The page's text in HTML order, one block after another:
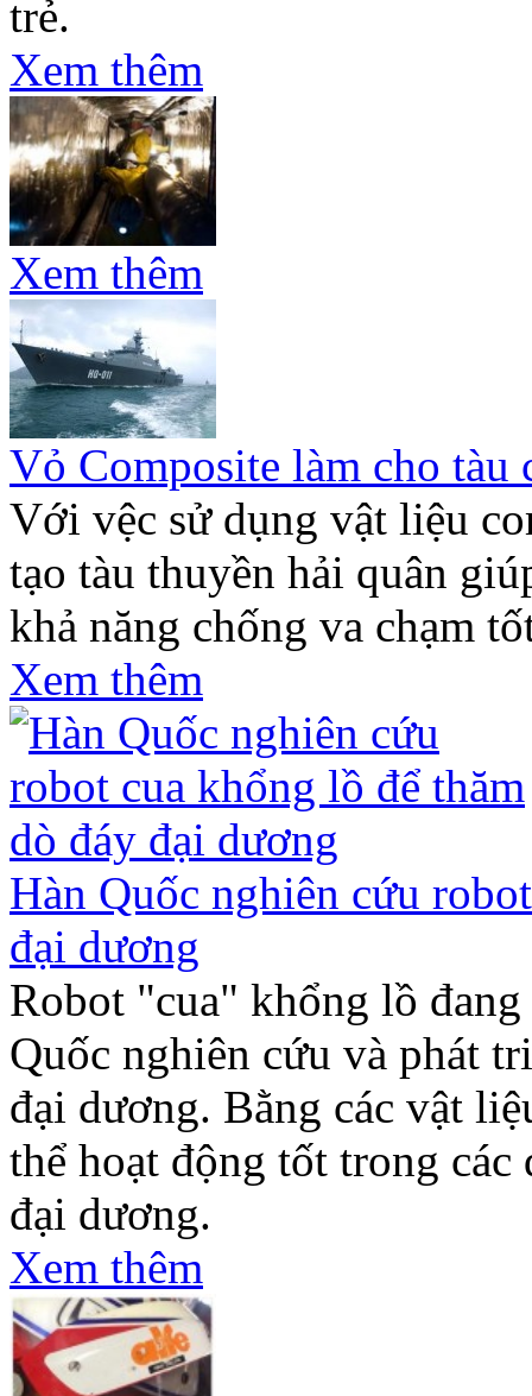
trẻ.
Xem thêm
Xem thêm
Vỏ Composite làm cho tàu
Với vệc sử dụng vật liệu
tạo tàu thuyền hải quân
khả năng chống va chạm
Xem thêm
Hàn Quốc nghiên cứu
đại dương
Robot "cua" khổng lồ
Quốc nghiên cứu và phát
đại dương. Bằng các vật
thể hoạt động tốt trong
đại dương.
Xem thêm